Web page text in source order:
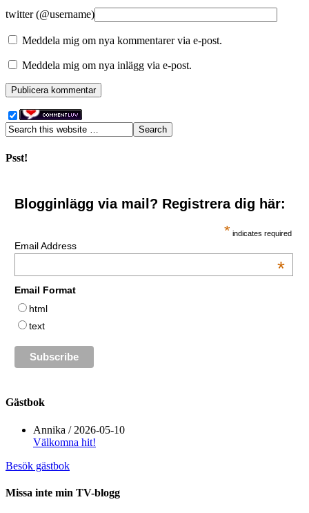
twitter (@username)
Meddela mig om nya kommentarer via e-post.
Meddela mig om nya inlägg via e-post.
Psst!
Blogginlägg via mail? Registrera dig här:
* indicates required
Email Address
*
Email Format
html
text
Gästbok
Annika / 2026-05-10
Välkomna hit!
Besök gästbok
Missa inte min TV-blogg